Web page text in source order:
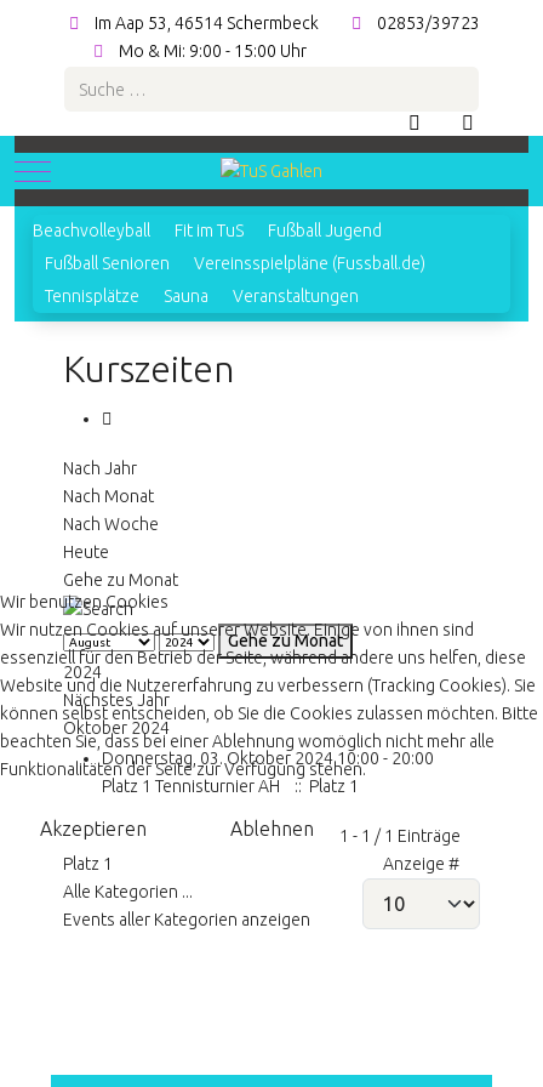
Im Aap 53, 46514 Schermbeck
02853/39723
Mo & Mi: 9:00 - 15:00 Uhr
Suchen
Mobile Menu Toggle
Beachvolleyball Fit im TuS
Fußball Jugend
Fußball Senioren
Vereinsspielpläne (Fussball.de)
Tennisplätze
Sauna Veranstaltungen
Kurszeiten
Nach Jahr
Nach Monat
Nach Woche
Heute
Gehe zu Monat
Gehe zu Monat
2024
Nächstes Jahr
Oktober 2024
Donnerstag, 03. Oktober 2024 10:00 - 20:00
Platz 1 Tennisturnier AH
:: Platz 1
Limite der Paginierungsliste
1 - 1 / 1 Einträge
Anzeige #
Platz 1
Alle Kategorien ...
Events aller Kategorien anzeigen
Wir benutzen Cookies
Wir nutzen Cookies auf unserer Website. Einige von ihnen sind
essenziell für den Betrieb der Seite, während andere uns helfen, diese
Website und die Nutzererfahrung zu verbessern (Tracking Cookies). Sie
können selbst entscheiden, ob Sie die Cookies zulassen möchten. Bitte
beachten Sie, dass bei einer Ablehnung womöglich nicht mehr alle
Funktionalitäten der Seite zur Verfügung stehen.
Akzeptieren Ablehnen